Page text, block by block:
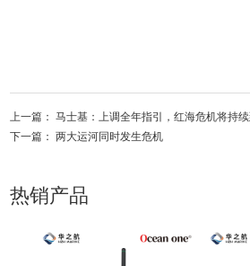
上一篇：马士基：上调全年指引，红海危机将持
下一篇：两大运河同时发生危机
热销产品